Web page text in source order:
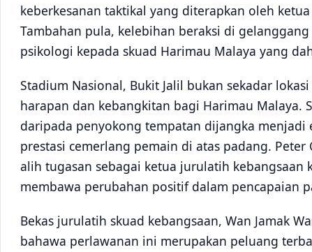
keberkesanan taktikal yang diterapkan oleh
Tambahan pula, kelebihan beraksi di
psikologi kepada skuad Harimau Malaya yang
Stadium Nasional, Bukit Jalil bukan sekadar
harapan dan kebangkitan bagi Harimau Malaya.
daripada penyokong tempatan dijangka menjadi
prestasi cemerlang pemain di atas padang.
alih tugasan sebagai ketua jurulatih kebangsaan
membawa perubahan positif dalam pencapaian
Bekas jurulatih skuad kebangsaan, Wan Jamak
bahawa perlawanan ini merupakan peluang